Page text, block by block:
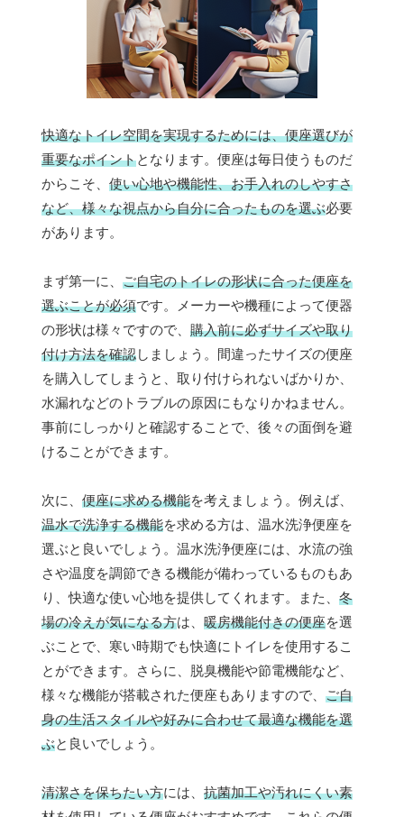
快適なトイレ空間を実現するためには、便座選びが
重要なポイントとなります。便座は毎日使うものだ
からこそ、 使い心地や機能性、お手入れのしやすさ
など、様々な視点から自分に合ったものを選ぶ必要
があります。
まず第一に、 ご自宅のトイレの形状に合った便座を
選ぶことが必須です。メーカーや機種によって便器
の形状は様々ですので、 購入前に必ずサイズや取り
付け方法を確認しましょう。間違ったサイズの便座
を購入してしまうと、取り付けられないばかりか、
水漏れなどのトラブルの原因にもなりかねません。
事前にしっかりと確認することで、後々の面倒を避
けることができます。
次に、 便座に求める機能を考えましょう。例えば、
温水で洗浄する機能を求める方は、温水洗浄便座を
選ぶと良いでしょう。温水洗浄便座には、水流の強
さや温度を調節できる機能が備わっているものもあ
り、快適な使い心地を提供してくれます。また、 冬
場の冷えが気になる方は、 暖房機能付きの便座を選
ぶことで、寒い時期でも快適にトイレを使用するこ
とができます。さらに、脱臭機能や節電機能など、
様々な機能が搭載された便座もありますので、 ご自
身の生活スタイルや好みに合わせて最適な機能を選
ぶと良いでしょう。
清潔さを保ちたい方には、 抗菌加工や汚れにくい素